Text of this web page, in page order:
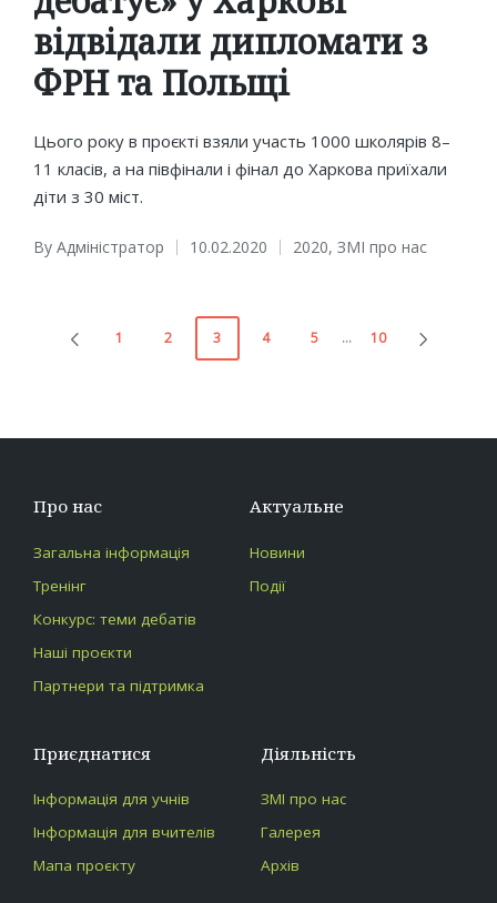
відвідали дипломати з
ФРН та Польщі
Цього року в проєкті взяли участь 1000 школярів 8–
11 класів, а на півфінали і фінал до Харкова приїхали
діти з 30 міст.
Posted
By Адміністратор 10.02.2020
Posted
2020, ЗМІ про нас
Пагінація
PREVIOUS1 2 3 4 5 … 10
Про нас
Загальна інформація
Тренінг
Конкурс: теми дебатів
Наші проєкти
Партнери та підтримка
Актуальне
Новини
Події
Приєднатися
Інформація для учнів
Інформація для вчителів
Мапа проєкту
Діяльність
ЗМІ про нас
Галерея
Архів